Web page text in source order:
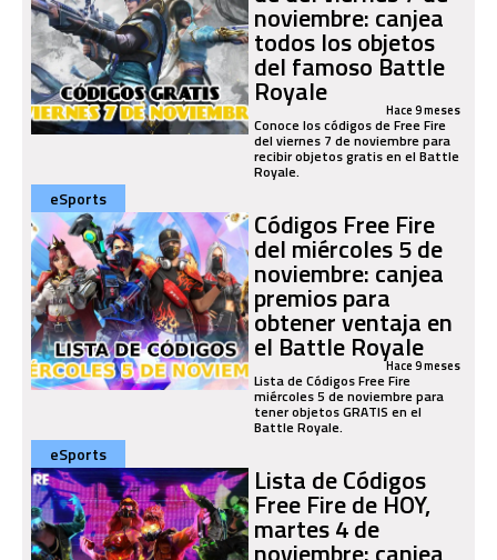
noviembre: canjea
todos los objetos
del famoso Battle
Royale Hace 9 meses
Conoce los códigos de Free Fire
del viernes 7 de noviembre para
recibir objetos gratis en el Battle
Royale.
eSports
Códigos Free Fire
del miércoles 5 de
noviembre: canjea
premios para
obtener ventaja en
el Battle RoyaleHace 9 meses
Lista de Códigos Free Fire
miércoles 5 de noviembre para
tener objetos GRATIS en el
Battle Royale.
eSports
Lista de Códigos
Free Fire de HOY,
martes 4 de